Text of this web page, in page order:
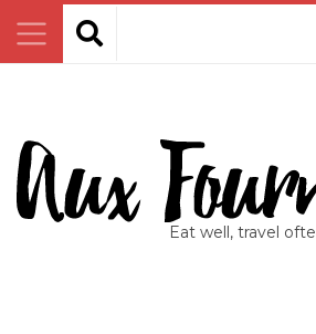
Eat well, travel